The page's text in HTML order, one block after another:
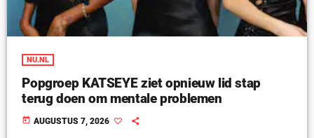
NU.NL
Popgroep KATSEYE ziet opnieuw lid stap
terug doen om mentale problemen
today AUGUSTUS 7, 2026